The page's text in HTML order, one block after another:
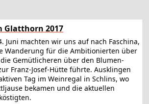
Glatthorn 2017
Juni machten wir uns auf nach Faschina,
Wanderung für die Ambitionierten über
Gemütlicheren über den Blumen-
Franz-Josef-Hütte führte. Ausklingen
Tag im Weinregal in Schlins, wo
bekamen und die aktuellen